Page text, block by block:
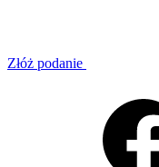
Złóż podanie